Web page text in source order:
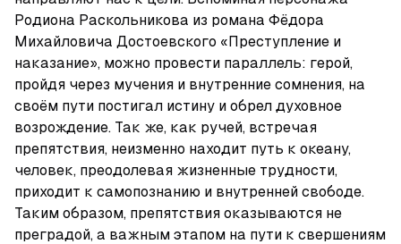
Родиона Раскольникова из романа Фёдора
Михайловича Достоевского «Преступление и
наказание», можно провести параллель: герой,
пройдя через мучения и внутренние сомнения, на
своём пути постигал истину и обрел духовное
возрождение. Так же, как ручей, встречая
препятствия, неизменно находит путь к океану,
человек, преодолевая жизненные трудности,
приходит к самопознанию и внутренней свободе.
Таким образом, препятствия оказываются не
преградой, а важным этапом на пути к свершениям